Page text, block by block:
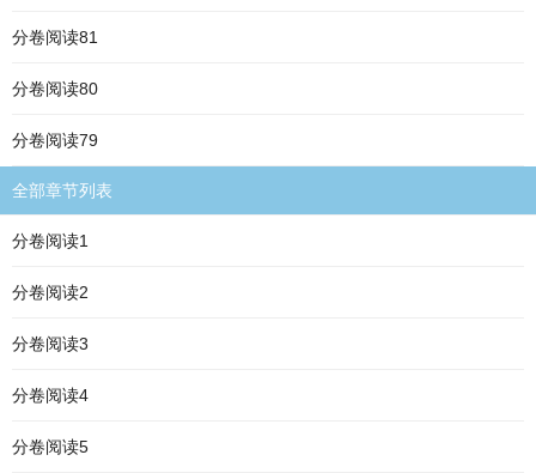
分卷阅读81
分卷阅读80
分卷阅读79
全部章节列表
分卷阅读1
分卷阅读2
分卷阅读3
分卷阅读4
分卷阅读5